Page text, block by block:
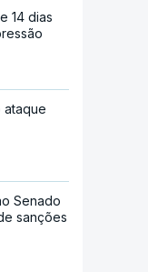
14 dias
ataque
Senado
sanções